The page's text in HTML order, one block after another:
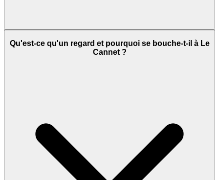
Qu'est-ce qu'un regard et pourquoi se bouche-t-il à Le
Cannet ?